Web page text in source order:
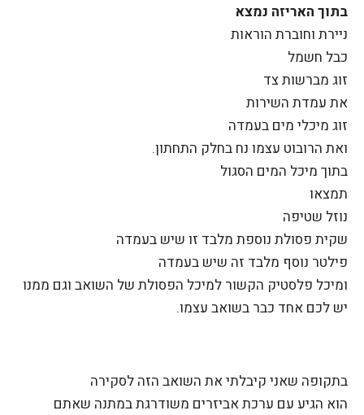
בתוך האריזה נמצא
ניירת וחוברת הוראות
כבל חשמל
זוג מברשות צד
את עמדת השירות
זוג מיכלי מים בעמדה
ואת הרובוט עצמו נח בחלק התחתון.
בתוך מיכל המים הסגול
תמצאו
נוזל שטיפה
שקית פסולת נוספת מלבד זו שיש בעמדה
פילטר נוסף מלבד זה שיש בעמדה
ומיכל פלסטיק הקשור למיכל הפסולת של השואב וגם ממנו
יש לכם אחד כבר בשואב עצמו.
בתקופה שאני קיבלתי את השואב הזה לסקירה
הוא הגיע עם ערכת אביזרים משודרגת במתנה שאתם